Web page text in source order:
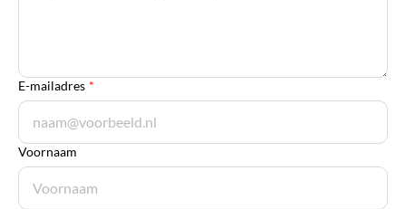
E-mailadres *
Voornaam